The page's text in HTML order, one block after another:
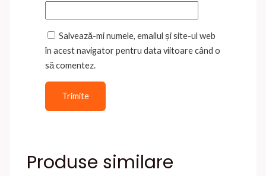
Salvează-mi numele, emailul și site-ul web
în acest navigator pentru data viitoare când o
să comentez.
Produse similare